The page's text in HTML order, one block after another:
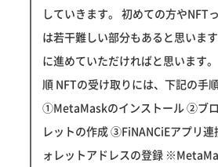
していきます。 初めての方やNFT
は若干難しい部分もあると思いま
に進めていただければと思います
順 NFTの受け取りには、下記の手
①MetaMaskのインストール ②ブ
レットの作成 ③FiNANCiEアプリ
ォレットアドレスの登録